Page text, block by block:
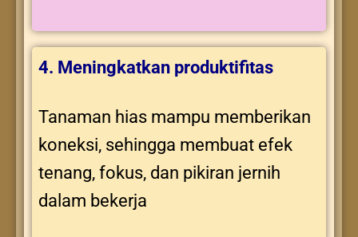
4. Meningkatkan produktifitas
Tanaman hias mampu memberikan
koneksi, sehingga membuat efek
tenang, fokus, dan pikiran jernih
dalam bekerja